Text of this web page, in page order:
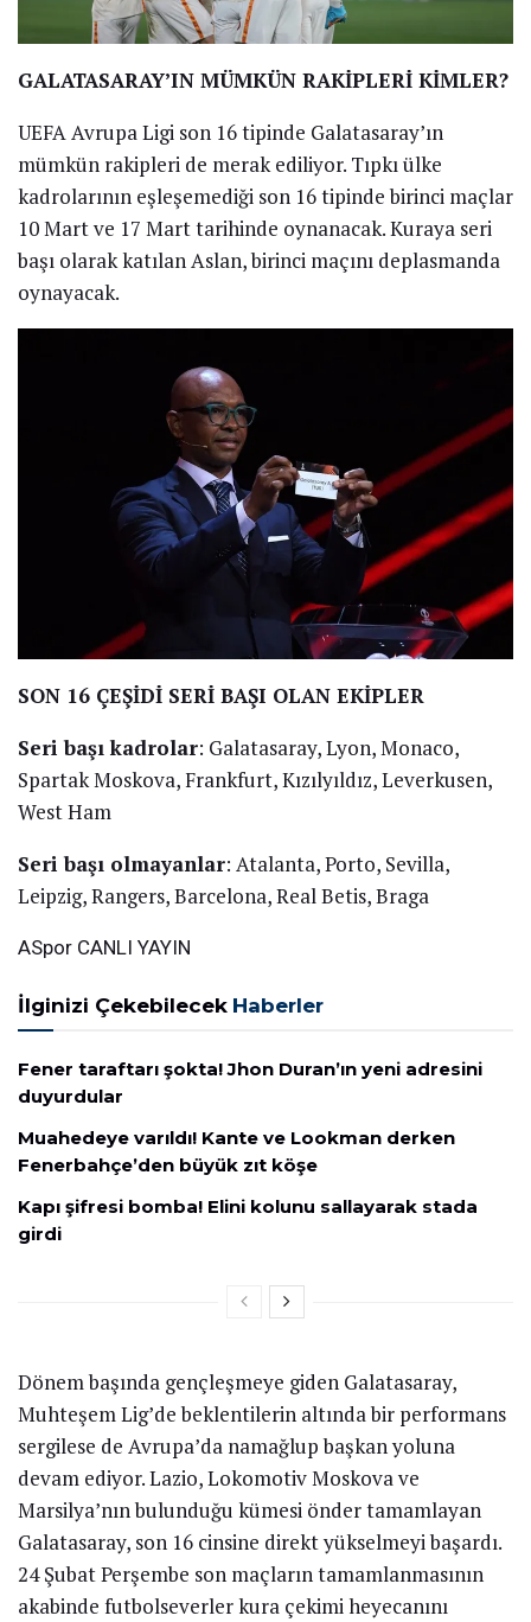
GALATASARAY’IN MÜMKÜN RAKİPLERİ KİMLER?
UEFA Avrupa Ligi son 16 tipinde Galatasaray’ın
mümkün rakipleri de merak ediliyor. Tıpkı ülke
kadrolarının eşleşemediği son 16 tipinde birinci maçlar
10 Mart ve 17 Mart tarihinde oynanacak. Kuraya seri
başı olarak katılan Aslan, birinci maçını deplasmanda
oynayacak.
SON 16 ÇEŞİDİ SERİ BAŞI OLAN EKİPLER
Seri başı kadrolar: Galatasaray, Lyon, Monaco,
Spartak Moskova, Frankfurt, Kızılyıldız, Leverkusen,
West Ham
Seri başı olmayanlar: Atalanta, Porto, Sevilla,
Leipzig, Rangers, Barcelona, Real Betis, Braga
ASpor CANLI YAYIN
İlginizi Çekebilecek Haberler
Fener taraftarı şokta! Jhon Duran’ın yeni adresini
duyurdular
Muahedeye varıldı! Kante ve Lookman derken
Fenerbahçe’den büyük zıt köşe
Kapı şifresi bomba! Elini kolunu sallayarak stada
girdi
Dönem başında gençleşmeye giden Galatasaray,
Muhteşem Lig’de beklentilerin altında bir performans
sergilese de Avrupa’da namağlup başkan yoluna
devam ediyor. Lazio, Lokomotiv Moskova ve
Marsilya’nın bulunduğu kümesi önder tamamlayan
Galatasaray, son 16 cinsine direkt yükselmeyi başardı.
24 Şubat Perşembe son maçların tamamlanmasının
akabinde futbolseverler kura çekimi heyecanını